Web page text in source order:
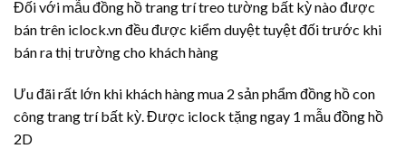
Đối với mẫu đồng hồ trang trí treo tường bất kỳ nào được
bán trên iclock.vn đều được kiểm duyệt tuyệt đối trước khi
bán ra thị trường cho khách hàng
Ưu đãi rất lớn khi khách hàng mua 2 sản phẩm đồng hồ con
công trang trí bất kỳ. Được iclock tặng ngay 1 mẫu đồng hồ
2D